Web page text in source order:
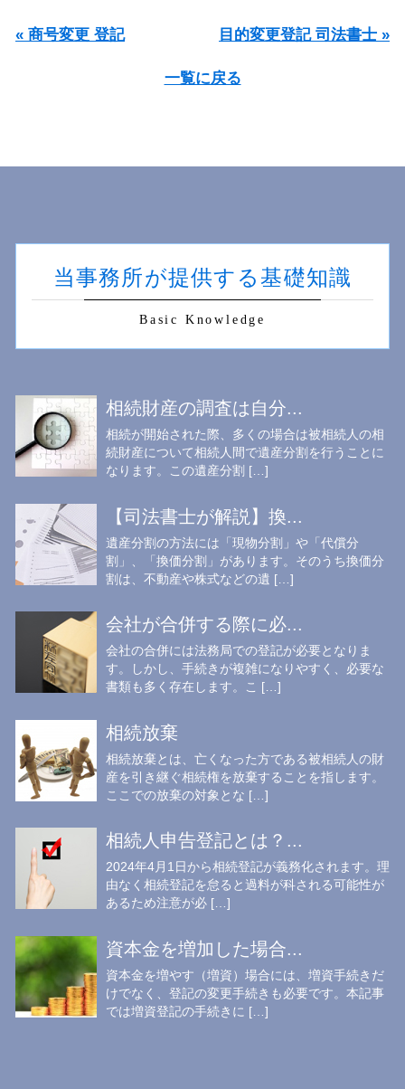
« 商号変更 登記 目的変更登記 司法書士 »
一覧に戻る
当事務所が提供する基礎知識
Basic Knowledge
相続財産の調査は自分...
相続が開始された際、多くの場合は被相続人の相
続財産について相続人間で遺産分割を行うことに
なります。この遺産分割 […]
【司法書士が解説】換...
遺産分割の方法には「現物分割」や「代償分
割」、「換価分割」があります。そのうち換価分
割は、不動産や株式などの遺 […]
会社が合併する際に必...
会社の合併には法務局での登記が必要となりま
す。しかし、手続きが複雑になりやすく、必要な
書類も多く存在します。こ […]
相続放棄
相続放棄とは、亡くなった方である被相続人の財
産を引き継ぐ相続権を放棄することを指します。
ここでの放棄の対象とな […]
相続人申告登記とは？...
2024年4月1日から相続登記が義務化されます。理
由なく相続登記を怠ると過料が科される可能性が
あるため注意が必 […]
資本金を増加した場合...
資本金を増やす（増資）場合には、増資手続きだ
けでなく、登記の変更手続きも必要です。本記事
では増資登記の手続きに […]